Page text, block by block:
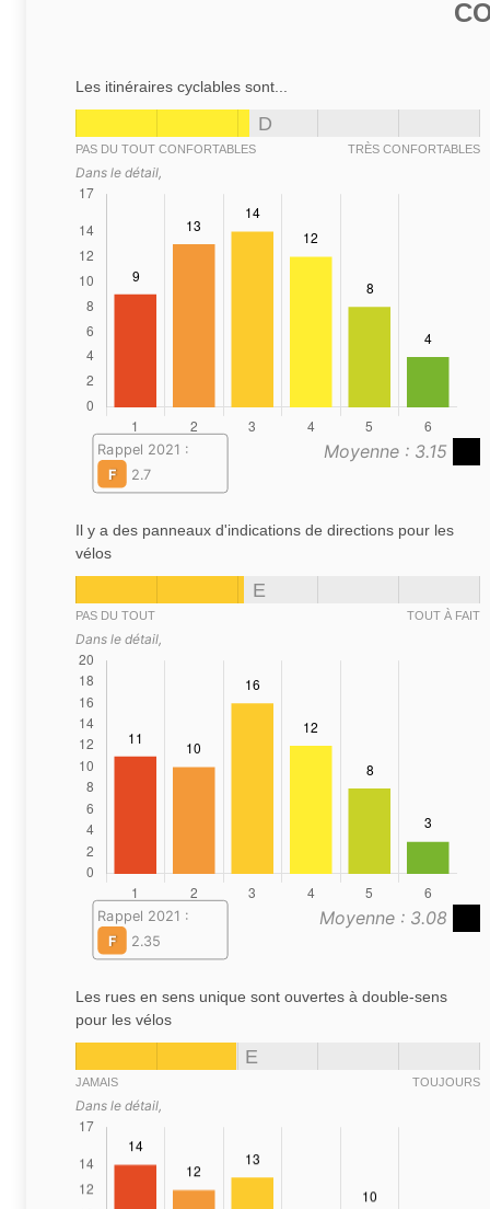
Les itinéraires cyclables sont...
D
PAS DU TOUT CONFORTABLES TRÈS CONFORTABLES
Dans le détail,
Moyenne : 3.15
Rappel 2021 :
F
2.7
Il y a des panneaux d'indications de directions pour les
vélos
E
PAS DU TOUT TOUT À FAIT
Dans le détail,
Moyenne : 3.08
Rappel 2021 :
F
2.35
Les rues en sens unique sont ouvertes à double-sens
pour les vélos
E
JAMAIS TOUJOURS
Dans le détail,